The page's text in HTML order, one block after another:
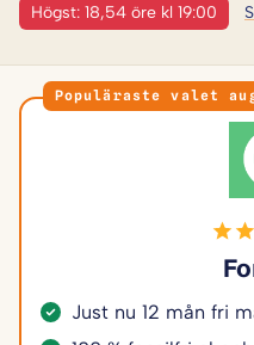
Högst: 18,54 öre kl 19:00
Populäraste valet
Just nu 12 mån fri